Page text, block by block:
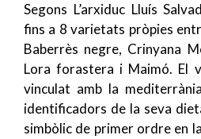
Segons L’arxiduc Lluís
fins a 8 varietats pròpies
Baberrès negre, Crinyana
Lora forastera i Maimó. El
vinculat amb la
identificadors de la seva
simbòlic de primer ordre en